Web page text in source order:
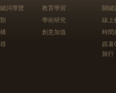
詞導覽
教育學習
學術研究
創意加值
關鍵
線上
時間
跟
旅行